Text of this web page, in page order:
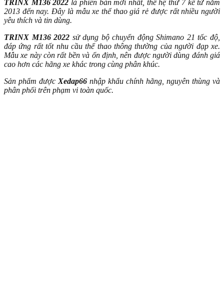
TRINX M136 2022 là phiên bản mới nhất, thế hệ thứ 7 kể từ năm
2013 đến nay. Đây là mẫu xe thể thao giá rẻ được rất nhiều người
yêu thích và tin dùng.
TRINX M136 2022 sử dụng bộ chuyển động Shimano 21 tốc độ,
đáp ứng rất tốt nhu cầu thể thao thông thường của người đạp xe.
Mẫu xe này còn rất bền và ổn định, nên được người dùng đánh giá
cao hơn các hãng xe khác trong cùng phân khúc.
Sản phẩm đượcXedap66 nhập khẩu chính hãng, nguyên thùng và
phân phối trên phạm vi toàn quốc.